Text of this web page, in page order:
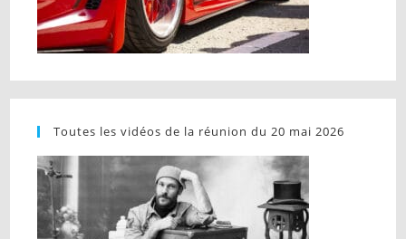
Toutes les vidéos de la réunion du 20 mai 2026